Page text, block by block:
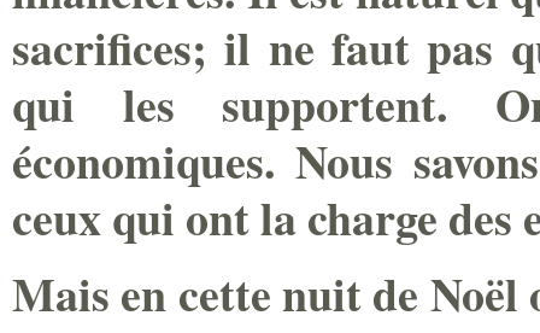
sacrifices; il ne faut pas
qui les supportent.
économiques. Nous
ceux qui ont la charge des
Mais en cette nuit de Noël